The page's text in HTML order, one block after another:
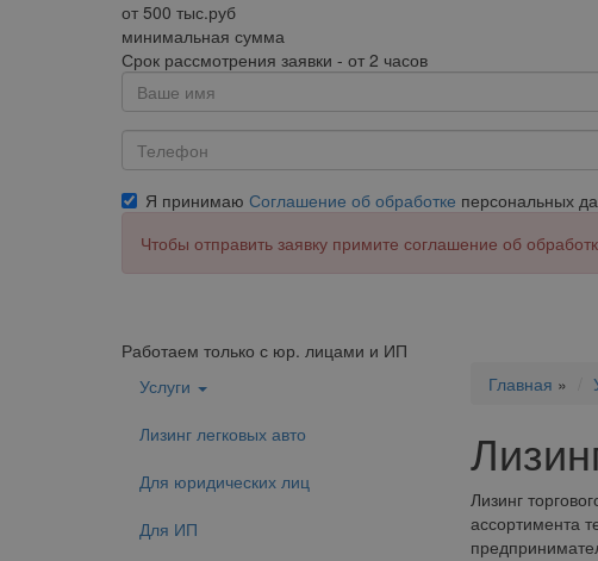
от 500 тыс.руб
минимальная сумма
Срок рассмотрения заявки - от 2 часов
Я принимаю Соглашение об обработке персональных
Чтобы отправить заявку примите соглашение об
Работаем только с юр. лицами и ИП
Услуги
Лизинг легковых авто
Для юридических лиц
Для ИП
Главная »
Лизинг
ассортимента